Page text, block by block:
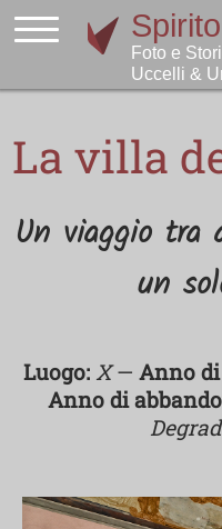
La villa
Un viaggio tra
un
Luogo: X— Anno
Anno di